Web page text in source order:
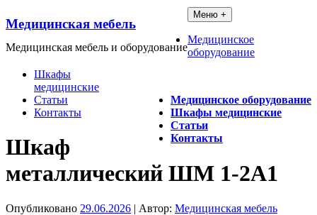
к
Медицинская мебель
Медицинская мебель и оборудование
Медицинское оборудование
Шкафы медицинские
Статьи
Контакты
Меню +
Медицинское
оборудование
Шкафы
медицинские
Статьи
Контакты
Шкаф
металлический ШМ 1-2А1
Опубликовано 29.06.2026 | Автор: Медицинская мебель